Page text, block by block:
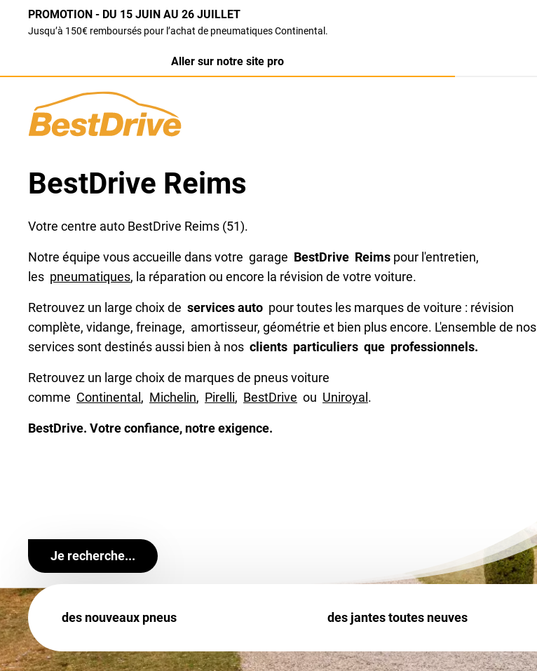
PROMOTION - DU 15 JUIN AU 26 JUILLET
Jusqu’à 150€ remboursés pour l’achat de pneumatiques Continental.
Aller sur notre site pro
BestDrive Reims
Votre centre auto BestDrive Reims (51).
Notre équipe vous accueille dans votre garage BestDrive Reims pour l'entretien,
les pneumatiques, la réparation ou encore la révision de votre voiture.
Retrouvez un large choix de services auto pour toutes les marques de voiture : révision
complète, vidange, freinage, amortisseur, géométrie et bien plus encore. L'ensemble de nos
services sont destinés aussi bien à nos clients particuliers que professionnels.
Retrouvez un large choix de marques de pneus voiture
comme Continental , Michelin, Pirelli, BestDrive ou Uniroyal .
BestDrive. Votre confiance, notre exigence.
Je recherche...
des nouveaux pneus des jantes toutes neuves